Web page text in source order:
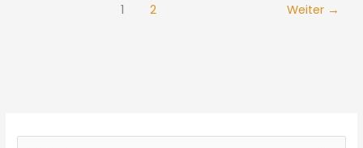
1 2 Weiter →